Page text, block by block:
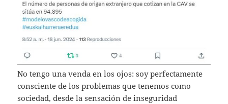
No tengo una venda en los ojos: soy perfectamente
consciente de los problemas que tenemos como
sociedad, desde la sensación de inseguridad